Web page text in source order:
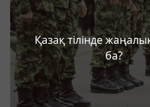
Қазақ тілінде
ба?